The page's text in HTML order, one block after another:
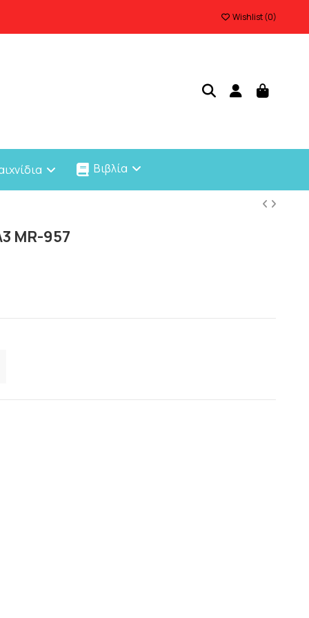
Wishlist (0)
Βιβλία
MR-957